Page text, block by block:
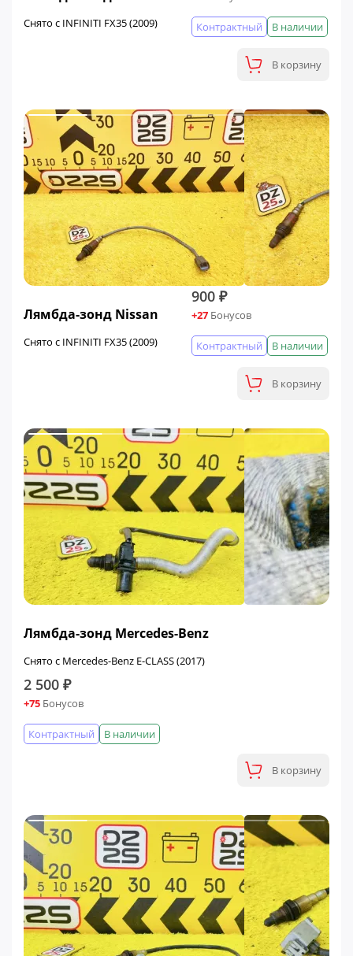
Снято с INFINITI FX35 (2009) В наличии
Контрактный
В корзину
Лямбда-зонд Nissan
Снято с INFINITI FX35 (2009)
900 ₽
+27 Бонусов
В наличии
Контрактный
В корзину
Лямбда-зонд Mercedes-Benz
Снято с Mercedes-Benz E-CLASS (2017)
2 500 ₽
+75 Бонусов
В наличии
Контрактный
В корзину